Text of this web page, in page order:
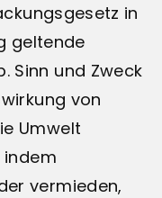
in
geltende
Sinn und Zweck
von
Umwelt
vermieden,